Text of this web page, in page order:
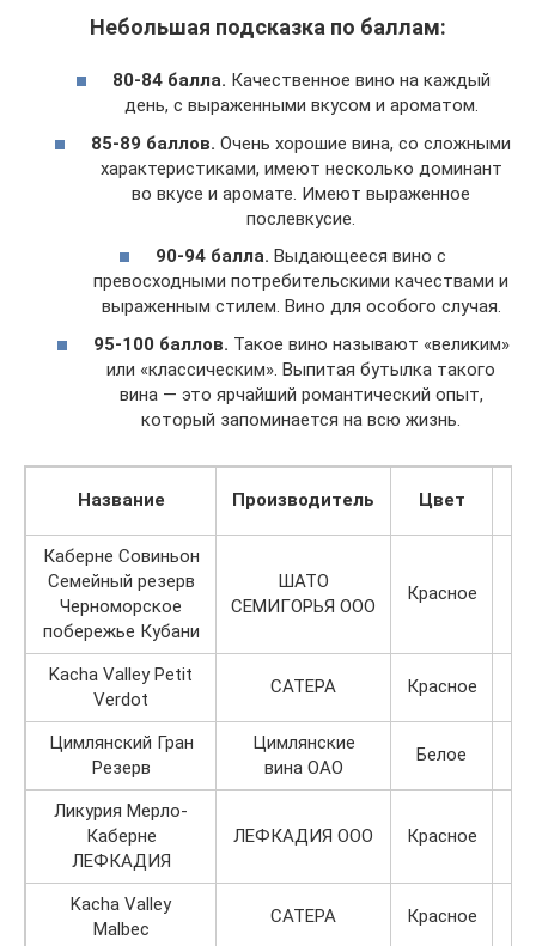
Небольшая подсказка по баллам:
80-84 балла. Качественное вино на каждый
день, с выраженными вкусом и ароматом.
85-89 баллов. Очень хорошие вина, со сложными
характеристиками, имеют несколько доминант
во вкусе и аромате. Имеют выраженное
послевкусие.
90-94 балла. Выдающееся вино с
превосходными потребительскими качествами и
выраженным стилем. Вино для особого случая.
95-100 баллов. Такое вино называют «великим»
или «классическим». Выпитая бутылка такого
вина — это ярчайший романтический опыт,
который запоминается на всю жизнь.
Название Производитель Цвет
Каберне Совиньон
Семейный резерв
Черноморское
побережье Кубани
ШАТО
СЕМИГОРЬЯ ООО
Красное
Kacha Valley Petit
Verdot
САТЕРА Красное
Цимлянский Гран
Резерв
Цимлянские
вина ОАО
Белое
Ликурия Мерло-
Каберне
ЛЕФКАДИЯ
ЛЕФКАДИЯ ООО Красное
Kacha Valley
Malbec
САТЕРА Красное